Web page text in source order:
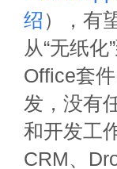
绍 ），有
从“无纸
Office套
发，没有
和开发工
CRM、